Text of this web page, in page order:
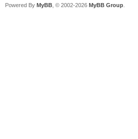
Powered By MyBB , © 2002-2026 MyBB Group